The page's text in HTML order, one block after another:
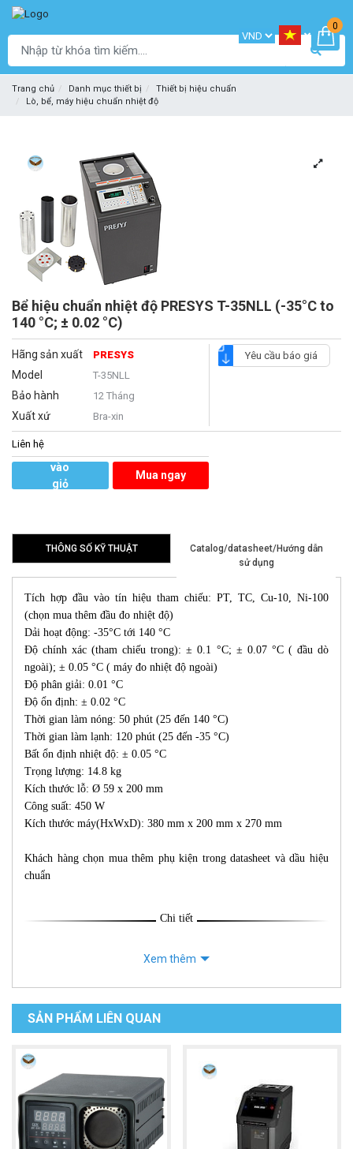
0
Trang chủ Danh mục thiết bị
Thiết bị hiệu chuẩn
Lò, bể, máy hiệu chuẩn nhiệt độ
Bể hiệu chuẩn nhiệt độ PRESYS T-35NLL (-35°C to
140 °C; ± 0.02 °C)
Hãng sản xuất PRESYS
Model T-35NLL
Bảo hành 12 Tháng
Xuất xứ Bra-xin
Yêu cầu báo giá
Liên hệ
vào
giỏ
Mua ngay
THÔNG SỐ KỸ THUẬT
Catalog/datasheet/Hướng dẫn
sử dụng
Tích hợp đầu vào tín hiệu tham chiếu: PT, TC, Cu-10, Ni-100
(chọn mua thêm đầu đo nhiệt độ)
Dải hoạt động: -35°C tới 140 °C
Độ chính xác (tham chiếu trong): ± 0.1 °C; ± 0.07 °C ( đầu dò
ngoài); ± 0.05 °C ( máy đo nhiệt độ ngoài)
Độ phân giải: 0.01 °C
Độ ổn định: ± 0.02 °C
Thời gian làm nóng: 50 phút (25 đến 140 °C)
Thời gian làm lạnh: 120 phút (25 đến -35 °C)
Bất ổn định nhiệt độ: ± 0.05 °C
Trọng lượng: 14.8 kg
Kích thước lỗ: Ø 59 x 200 mm
Công suất: 450 W
Kích thước máy(HxWxD): 380 mm x 200 mm x 270 mm
Khách hàng chọn mua thêm phụ kiện trong datasheet và dầu hiệu
chuẩn
Chi tiết
Xem thêm
SẢN PHẨM LIÊN QUAN